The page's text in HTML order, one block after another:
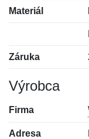
Materiál
Záruka
Výrobca
Firma
Adresa